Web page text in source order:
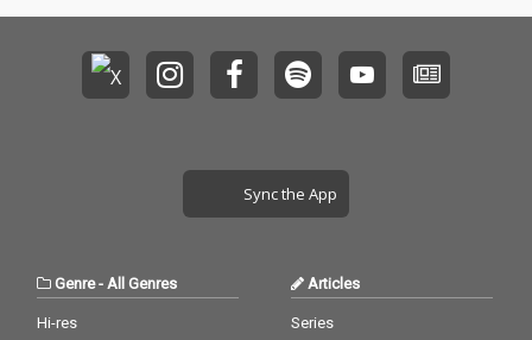
Sync the App
Genre-All Genres
Hi-res
Articles
Series